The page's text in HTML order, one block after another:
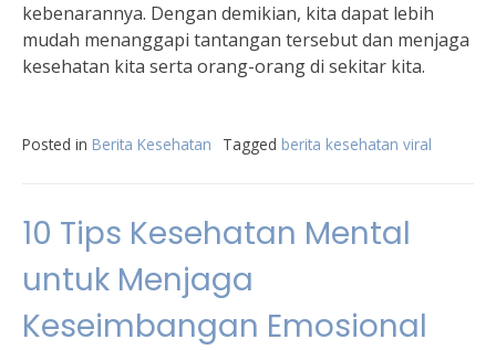
kebenarannya. Dengan demikian, kita dapat lebih
mudah menanggapi tantangan tersebut dan menjaga
kesehatan kita serta orang-orang di sekitar kita.
Posted in Berita Kesehatan Tagged berita kesehatan viral
10 Tips Kesehatan Mental
untuk Menjaga
Keseimbangan Emosional